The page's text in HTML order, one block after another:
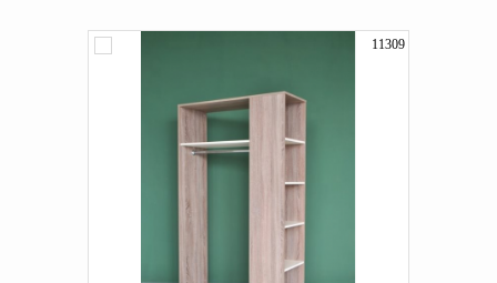
11309